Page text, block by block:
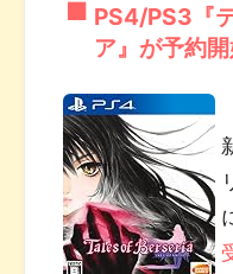
PS4/PS3『
ア』が予約